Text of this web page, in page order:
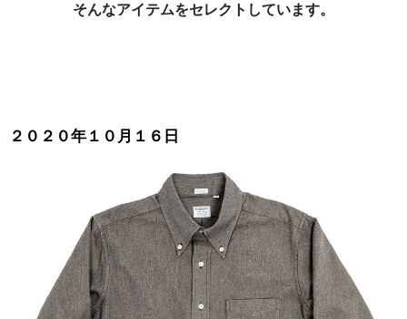
そんなアイテムをセレクトしています。
２０２０年１０月１６日